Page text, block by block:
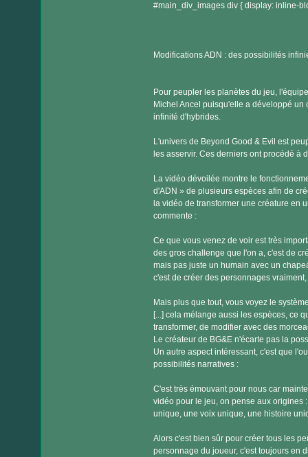
#main_div_images div { display: inline-
Modifications ADN : des possibilités
Pour peupler les planètes du jeu,
Michel Ancel puisqu'elle a développé
infinité d'hybrides.
L'univers de Beyond Good & Evil est
les asservir. Ces derniers ont procédé à
La vidéo dévoilée montre le
d'ADN » de plusieurs espèces afin de
la vidéo de transformer une créature en
commente :
Ce que vous venez de voir est très
des gros challenge que l'on a, c'est de
mais pas juste un humain avec un
c'est de créer des personnages
Mais plus que tout, vous voyez le
[...] cela mélange aussi les espèces, ce
transformer, de modifier avec des
Le créateur de BG&E n'écarte pas la
Un autre aspect intéressant, c'est que
possibilités narratives :
C'est très émouvant pour nous car
vidéo pour le jeu, on pense aux origines
unique, une voix unique, une histoire
Alors c'est bien sûr pour créer tous les
personnage du joueur, c'est toujours en